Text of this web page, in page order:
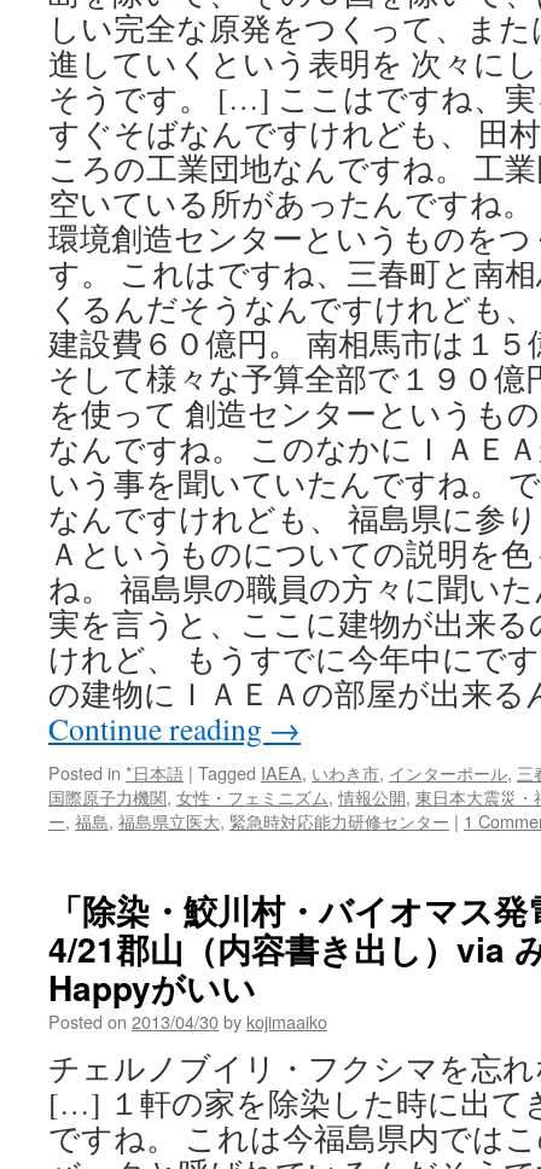
しい完全な原発をつくって、ま
進していくという表明を 次々に
そうです。 […] ここはですね、
すぐそばなんですけれども、 田
ころの工業団地なんですね。 工
空いている所があったんですね
環境創造センターというものを
す。 これはですね、三春町と南
くるんだそうなんですけれども
建設費６０億円。 南相馬市は１
そして様々な予算全部で１９０
を使って 創造センターというも
なんですね。 このなかにＩＡＥ
いう事を聞いていたんですね。
なんですけれども、 福島県に参
Ａというものについての説明を
ね。 福島県の職員の方々に聞い
実を言うと、ここに建物が出来
けれど、 もうすでに今年中にで
の建物にＩＡＥＡの部屋が出来
Continue reading →
Posted in *日本語 | Tagged IAEA, いわき市, インターポール, 三
国際原子力機関, 女性・フェミニズム,情報公開, 東日本大震災・
ー, 福島, 福島県立医大, 緊急時対応能力研修センター | 1
「除染・鮫川村・バイオマス
4/21郡山（内容書き出し）via
Happyがいい
Posted on 2013/04/30by kojimaaiko
チェルノブイリ・フクシマを忘
[…] １軒の家を除染した時に出て
ですね。 これは今福島県内では